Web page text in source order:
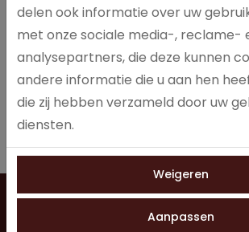
Specificaties
Artikelnummer
delen ook informatie over uw
met onze sociale media-, reclame-
analysepartners, die deze kunnen
andere informatie die u aan hen
die zij hebben verzameld door uw
diensten.
Weigeren
Aanpassen